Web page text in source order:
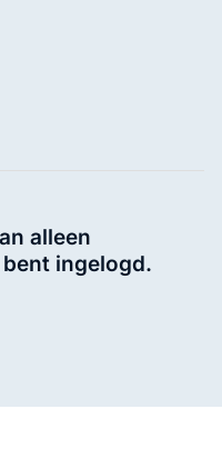
alleen
ingelogd.